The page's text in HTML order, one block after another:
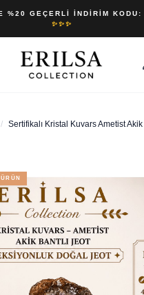
%20 GEÇERLI İNDIRIM KODU:
✨✨✨
/ Sertifikalı Kristal Kuvars Ametist